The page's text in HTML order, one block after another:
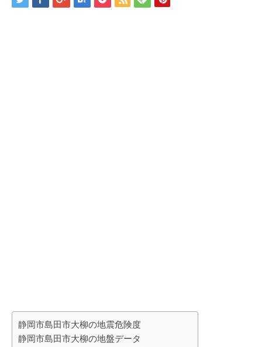
静岡市島田市大柳の地震危険度
静岡市島田市大柳の地盤データ